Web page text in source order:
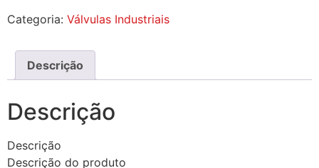
Categoria: Válvulas Industriais
Descrição
Descrição
Descrição
Descrição do produto